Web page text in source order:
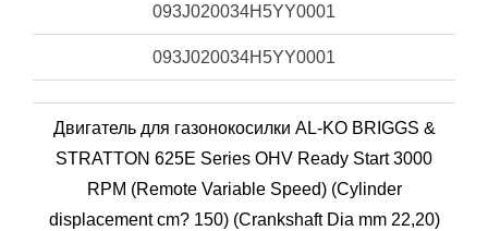
093J020034H5YY0001
093J020034H5YY0001
Двигатель для газонокосилки AL-KO BRIGGS &
STRATTON 625E Series OHV Ready Start 3000
RPM (Remote Variable Speed) (Cylinder
displacement cm? 150) (Crankshaft Dia mm 22,20)